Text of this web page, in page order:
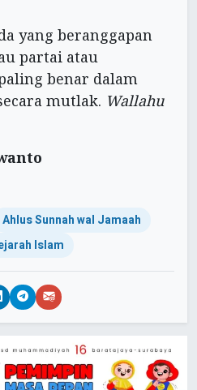
yang beranggapan
partai atau
benar dalam
mutlak. Wallahu
Ahlus Sunnah wal Jamaah
Islam